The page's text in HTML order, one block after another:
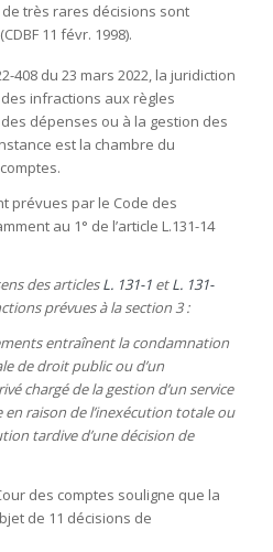
de très rares décisions sont
11 févr. 1998).
408 du 23 mars 2022, la juridiction
infractions aux règles
dépenses ou à la gestion des
est la chambre du
prévues par le Code des
au 1° de l’article L.131-14
des articlesL. 131-1 etL. 131-
prévues à la section 3 :
entraînent la condamnation
de droit public ou d’un
chargé de la gestion d’un service
raison de l’inexécution totale ou
tardive d’une décision de
des comptes souligne que la
de 11 décisions de